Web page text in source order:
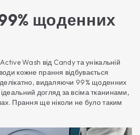
щоденних
Wash від Candy та унікальній
кожне прання відбувається
видаляючи 99% щоденних
догляд за всіма тканинами,
Прання ще ніколи не було таким